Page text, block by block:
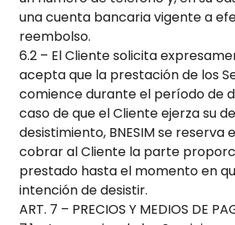
una cuenta bancaria vigente a
reembolso.
6.2 – El Cliente solicita
acepta que la prestación de los
comience durante el período de
caso de que el Cliente ejerza su
desistimiento, BNESIM se reserva
cobrar al Cliente la parte
prestado hasta el momento en
intención de desistir.
ART. 7 – PRECIOS Y MEDIOS DE